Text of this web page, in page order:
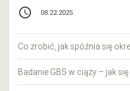
access_time 08.22.2025